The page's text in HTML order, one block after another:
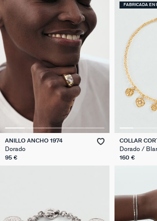
ANILLO ANCHO 1974
Dorado
95 €
FABRICADA EN
COLLAR
ARTS
Dorado /
160 €